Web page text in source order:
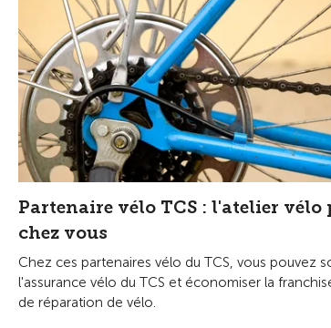
Partenaire vélo TCS : l'atelier vélo
chez vous
Chez ces partenaires vélo du TCS, vous pouvez
l'assurance vélo du TCS et économiser la
de réparation de vélo.